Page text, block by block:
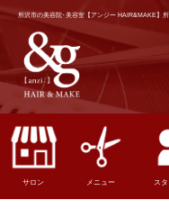
所沢市の美容院･美容室【アンジー HAIR&MAKE】
サロン メニュー ス